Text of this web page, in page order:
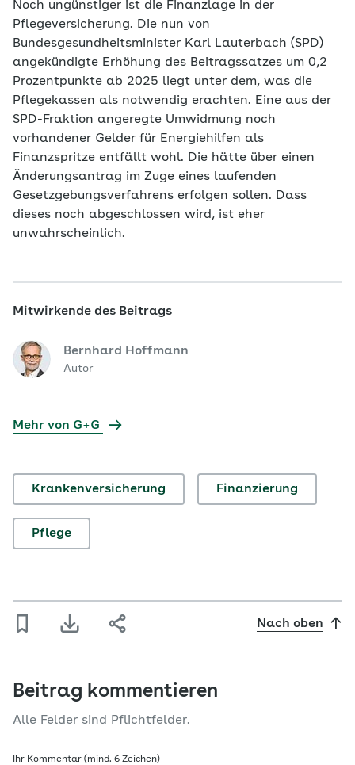
Noch ungünstiger ist die Finanzlage in der
Pflegeversicherung. Die nun von
Bundesgesundheitsminister Karl Lauterbach (SPD)
angekündigte Erhöhung des Beitragssatzes um 0,2
Prozentpunkte ab 2025 liegt unter dem, was die
Pflegekassen als notwendig erachten. Eine aus der
SPD-Fraktion angeregte Umwidmung noch
vorhandener Gelder für Energiehilfen als
Finanzspritze entfällt wohl. Die hätte über einen
Änderungsantrag im Zuge eines laufenden
Gesetzgebungsverfahrens erfolgen sollen. Dass
dieses noch abgeschlossen wird, ist eher
unwahrscheinlich.
Mitwirkende des Beitrags
Bernhard Hoffmann
Autor
Mehr von G+G
Krankenversicherung Finanzierung
Pflege
Nach oben
Beitrag kommentieren
Alle Felder sind Pflichtfelder.
Ihr Kommentar (mind. 6 Zeichen)